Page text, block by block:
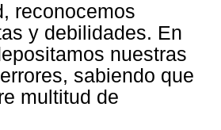
reconocemos
y debilidades. En
nuestras
sabiendo que
multitud de